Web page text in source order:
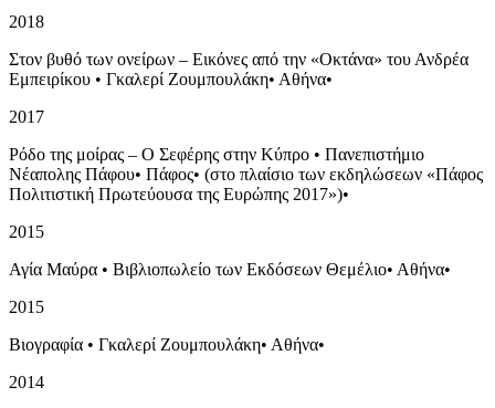
2018
Στον βυθό των ονείρων – Εικόνες από την «Οκτάνα» του Ανδρέα
Εμπειρίκου • Γκαλερί Ζουμπουλάκη• Αθήνα•
2017
Ρόδο της μοίρας – Ο Σεφέρης στην Κύπρο • Πανεπιστήμιο
Νέαπολης Πάφου• Πάφος• (στο πλαίσιο των εκδηλώσεων «Πάφος
Πολιτιστική Πρωτεύουσα της Ευρώπης 2017»)•
2015
Αγία Μαύρα • Βιβλιοπωλείο των Εκδόσεων Θεμέλιο• Αθήνα•
2015
Βιογραφία • Γκαλερί Ζουμπουλάκη• Αθήνα•
2014